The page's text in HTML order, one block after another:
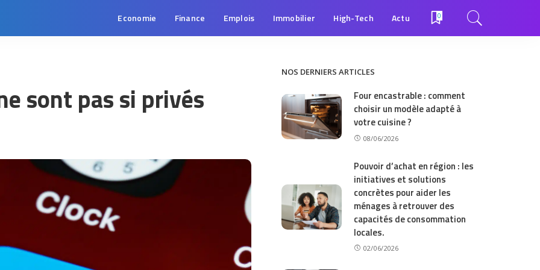
Economie Finance Emplois Immobilier High-Tech Actu 0
sont pas si privés
NOS DERNIERS ARTICLES
Four encastrable : comment
choisir un modèle adapté à
votre cuisine ?
08/06/2026
Pouvoir d’achat en région : les
initiatives et solutions
concrètes pour aider les
ménages à retrouver des
capacités de consommation
locales.
02/06/2026